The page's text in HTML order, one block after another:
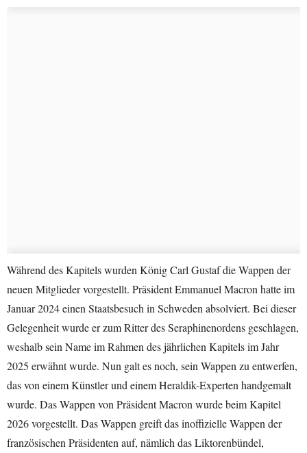
Während des Kapitels wurden König Carl Gustaf die Wappen der
neuen Mitglieder vorgestellt. Präsident Emmanuel Macron hatte im
Januar 2024 einen Staatsbesuch in Schweden absolviert. Bei dieser
Gelegenheit wurde er zum Ritter des Seraphinenordens geschlagen,
weshalb sein Name im Rahmen des jährlichen Kapitels im Jahr
2025 erwähnt wurde. Nun galt es noch, sein Wappen zu entwerfen,
das von einem Künstler und einem Heraldik-Experten handgemalt
wurde. Das Wappen von Präsident Macron wurde beim Kapitel
2026 vorgestellt. Das Wappen greift das inoffizielle Wappen der
französischen Präsidenten auf, nämlich das Liktorenbündel,